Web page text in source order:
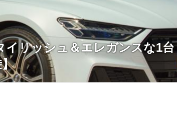
リッシュ＆エレガンスな1台